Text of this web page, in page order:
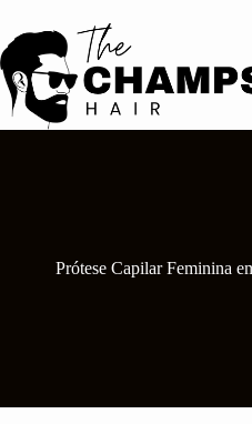
para
o
conteúdo
Prótese Capilar Feminina